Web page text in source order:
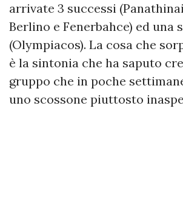
arrivate 3 successi
Berlino e Fenerbahce) ed una
(Olympiacos). La cosa che
è la sintonia che ha saputo
gruppo che in poche
uno scossone piuttosto